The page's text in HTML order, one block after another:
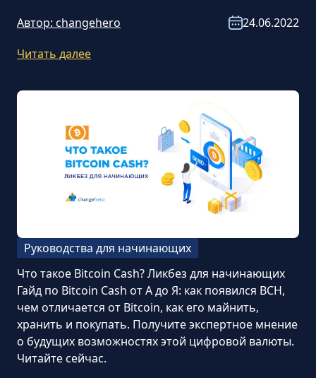
Автор: changehero
24.06.2022
Читать далее
Руководства для начинающих
Что такое Bitcoin Cash? Ликбез для начинающих
Гайд по Bitcoin Cash от А до Я: как появился BCH,
чем отличается от Bitcoin, как его майнить,
хранить и покупать. Получите экспертное мнение
о будущих возможностях этой цифровой валюты.
Читайте сейчас.